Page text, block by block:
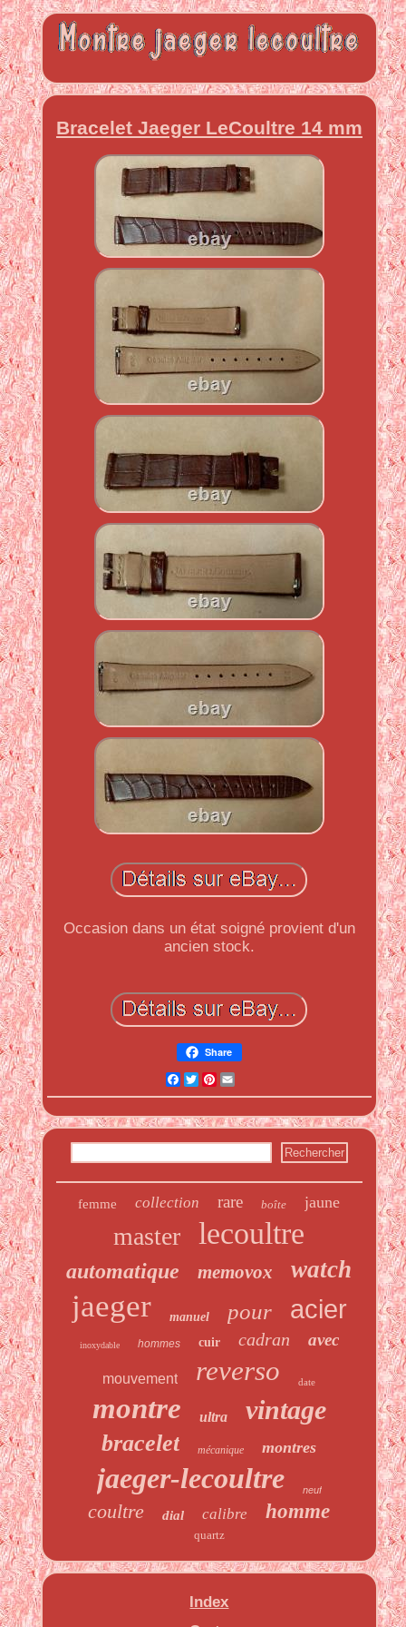
Bracelet Jaeger LeCoultre 14 mm
Occasion dans un état soigné provient d'un
ancien stock.
Share
Facebook
Twitter
Pinterest
Email
femme collection rare boîte jaune
master lecoultre
automatique memovox watch
jaeger manuel pour acier
inoxydable hommes cuir cadran avec
mouvement reverso date
montre ultra vintage
bracelet mécanique montres
jaeger-lecoultre neuf
coultre dial calibre homme
quartz
Index